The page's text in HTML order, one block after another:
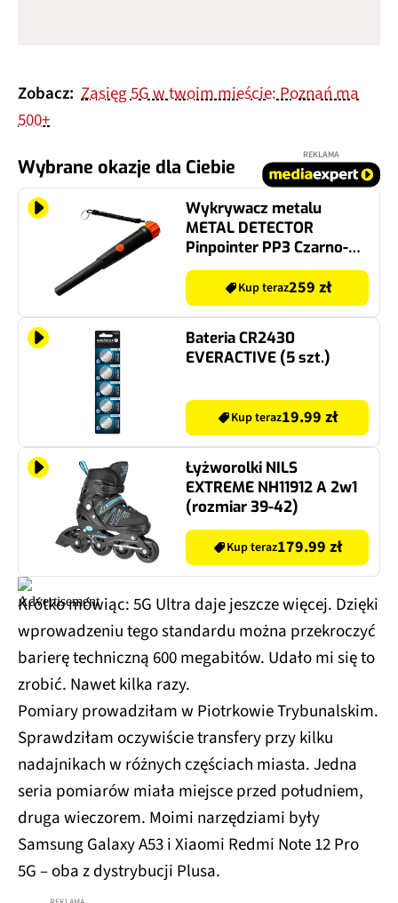
Zobacz: Zasięg 5G w twoim mieście: Poznań ma
500+
Wybrane okazje dla Ciebie
REKLAMA
Wykrywacz metalu
METAL DETECTOR
Pinpointer PP3 Czarno-
pomarańczowy
Kup teraz259 zł
Bateria CR2430
EVERACTIVE (5 szt.)
Kup teraz19.99 zł
Łyżworolki NILS
EXTREME NH11912 A 2w1
(rozmiar 39-42)
Kup teraz179.99 zł
Krótko mówiąc: 5G Ultra daje jeszcze więcej. Dzięki
wprowadzeniu tego standardu można przekroczyć
barierę techniczną 600 megabitów. Udało mi się to
zrobić. Nawet kilka razy.
Pomiary prowadziłam w Piotrkowie Trybunalskim.
Sprawdziłam oczywiście transfery przy kilku
nadajnikach w różnych częściach miasta. Jedna
seria pomiarów miała miejsce przed południem,
druga wieczorem. Moimi narzędziami były
Samsung Galaxy A53 i Xiaomi Redmi Note 12 Pro
5G – oba z dystrybucji Plusa.